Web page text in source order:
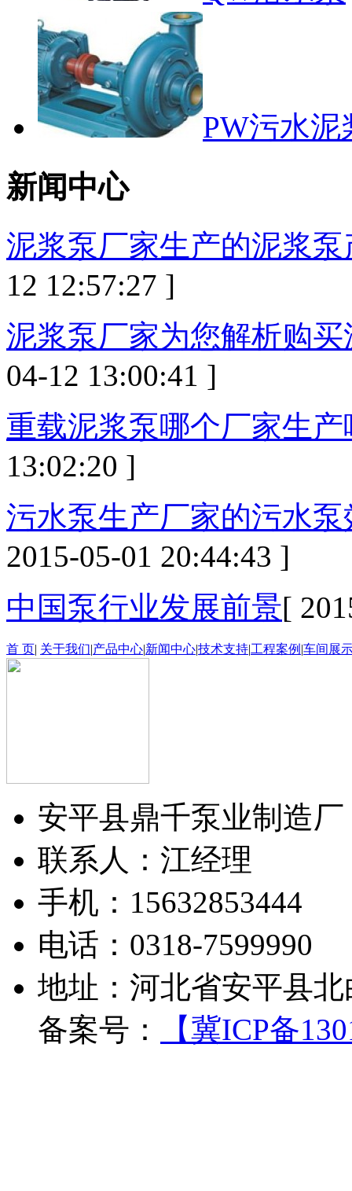
PW污水泥
新闻中心
泥浆泵厂家生产的泥浆
12 12:57:27 ]
泥浆泵厂家为您解析购
04-12 13:00:41 ]
重载泥浆泵哪个厂家生
13:02:20 ]
污水泵生产厂家的污水
2015-05-01 20:44:43 ]
中国泵行业发展前景[
首 页| 关于我们|产品中心|新闻中心|技术支持|工程案例 |车间展
安平县鼎千泵业制造厂
联系人：江经理
手机：15632853444
电话：0318-7599990
地址：河北省安平县
备案号：
【冀ICP备